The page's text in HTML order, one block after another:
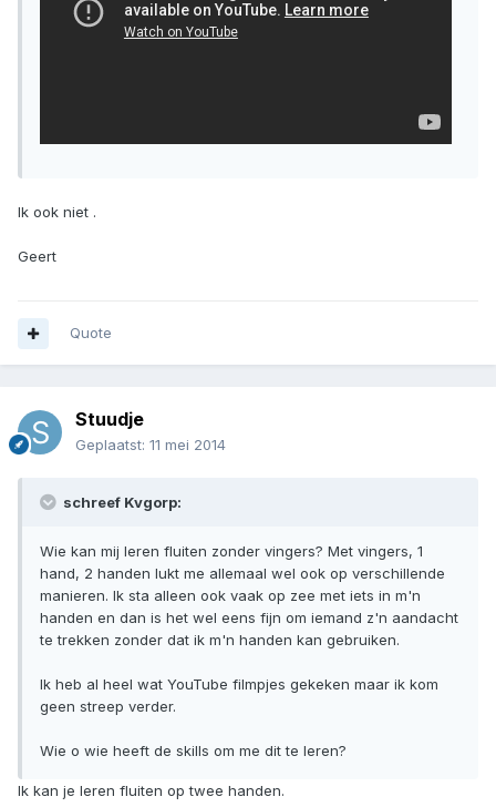
Ik ook niet .
Geert
Quote
Stuudje
Geplaatst: 11 mei 2014
schreef Kvgorp:
Wie kan mij leren fluiten zonder vingers? Met vingers, 1
hand, 2 handen lukt me allemaal wel ook op verschillende
manieren. Ik sta alleen ook vaak op zee met iets in m'n
handen en dan is het wel eens fijn om iemand z'n aandacht
te trekken zonder dat ik m'n handen kan gebruiken.
Ik heb al heel wat YouTube filmpjes gekeken maar ik kom
geen streep verder.
Wie o wie heeft de skills om me dit te leren?
Ik kan je leren fluiten op twee handen.